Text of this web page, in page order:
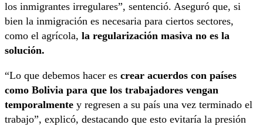
los inmigrantes irregulares”, sentenció. Aseguró que, si
bien la inmigración es necesaria para ciertos sectores,
como el agrícola, la regularización masiva no es la
solución.
“Lo que debemos hacer es crear acuerdos con países
como Bolivia para que los trabajadores vengan
temporalmente y regresen a su país una vez terminado el
trabajo”, explicó, destacando que esto evitaría la presión